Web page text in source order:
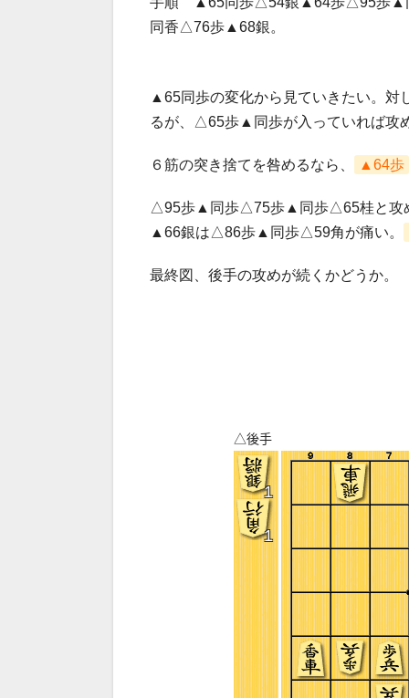
同香△76歩▲68銀。
▲65同歩の変化から見ていきたい。
るが、△65歩▲同歩が入っていれば攻
６筋の突き捨てを咎めるなら、 ▲64歩
△95歩▲同歩△75歩▲同歩△65桂と攻
▲66銀は△86歩▲同歩△59角が痛い。
最終図、後手の攻めが続くかどうか。